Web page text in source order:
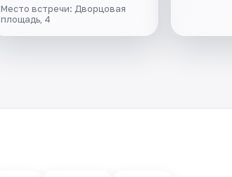
Место встречи: Дворцовая
площадь, 4